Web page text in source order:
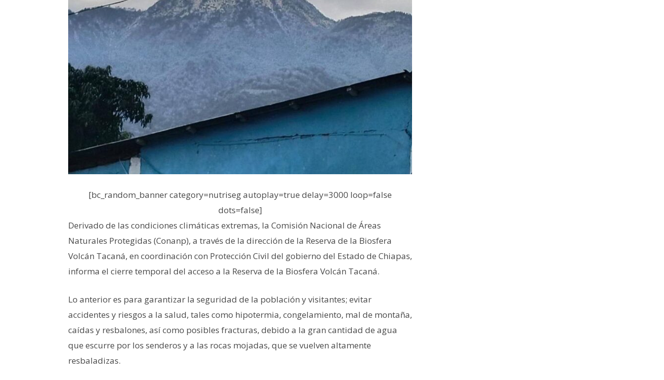
[bc_random_banner category=nutriseg autoplay=true delay=3000 loop=false
dots=false]
Derivado de las condiciones climáticas extremas, la Comisión Nacional de Áreas
Naturales Protegidas (Conanp), a través de la dirección de la Reserva de la Biosfera
Volcán Tacaná, en coordinación con Protección Civil del gobierno del Estado de Chiapas,
informa el cierre temporal del acceso a la Reserva de la Biosfera Volcán Tacaná.
Lo anterior es para garantizar la seguridad de la población y visitantes; evitar
accidentes y riesgos a la salud, tales como hipotermia, congelamiento, mal de montaña,
caídas y resbalones, así como posibles fracturas, debido a la gran cantidad de agua
que escurre por los senderos y a las rocas mojadas, que se vuelven altamente
resbaladizas.